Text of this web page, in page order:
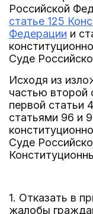
Российской
статье 125
Федерации и
Суде
Исходя из
частью второй
первой статьи
статьями 96 и
Суде
1. Отказать в
жалобы